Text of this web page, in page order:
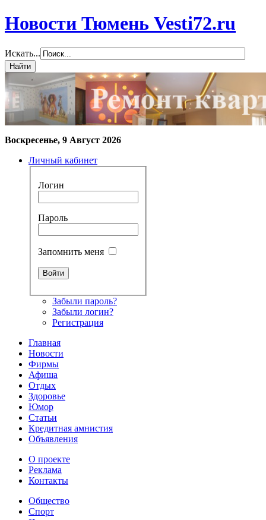
Новости Тюмень Vesti72.ru
Искать...
Воскресенье, 9 Август 2026
Личный кабинет
Логин
Пароль
Запомнить меня
Забыли пароль?
Забыли логин?
Регистрация
Главная
Новости
Фирмы
Афиша
Отдых
Здоровье
Юмор
Статьи
Кредитная амнистия
Объявления
О проекте
Реклама
Контакты
Общество
Спорт